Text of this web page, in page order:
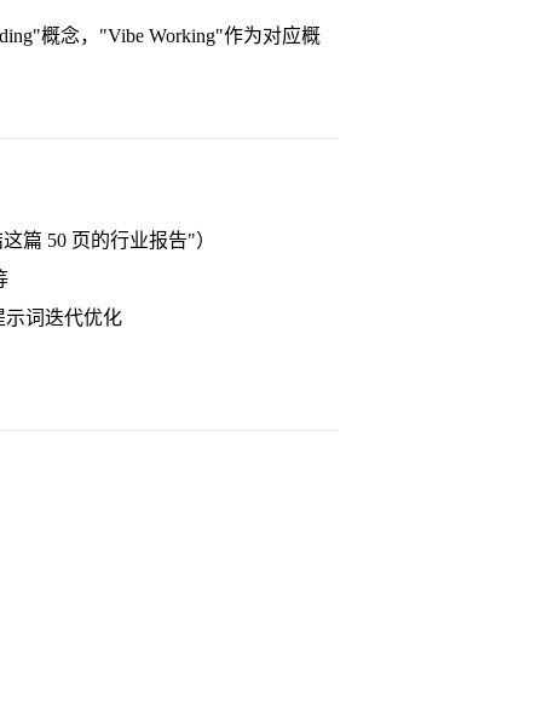
概念，"Vibe Working"作为对应概
篇 50 页的行业报告"）
词迭代优化